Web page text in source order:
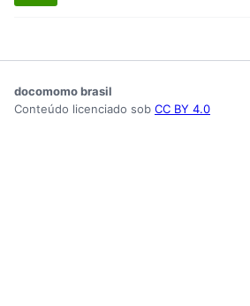
docomomo brasil
Conteúdo licenciado sob CC BY 4.0